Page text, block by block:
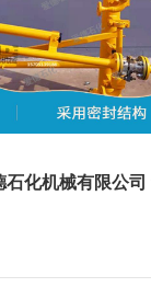
化机械有限公